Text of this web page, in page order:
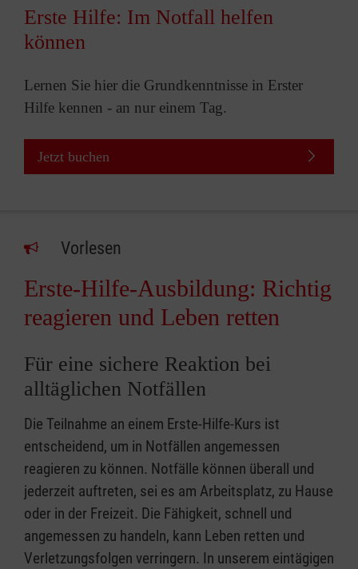
Erste Hilfe: Im Notfall helfen
können
Lernen Sie hier die Grundkenntnisse in Erster
Hilfe kennen - an nur einem Tag.
Jetzt buchen
Vorlesen
Erste-Hilfe-Ausbildung: Richtig
reagieren und Leben retten
Für eine sichere Reaktion bei
alltäglichen Notfällen
Die Teilnahme an einem Erste-Hilfe-Kurs ist
entscheidend, um in Notfällen angemessen
reagieren zu können. Notfälle können überall und
jederzeit auftreten, sei es am Arbeitsplatz, zu Hause
oder in der Freizeit. Die Fähigkeit, schnell und
angemessen zu handeln, kann Leben retten und
Verletzungsfolgen verringern. In unserem eintägigen